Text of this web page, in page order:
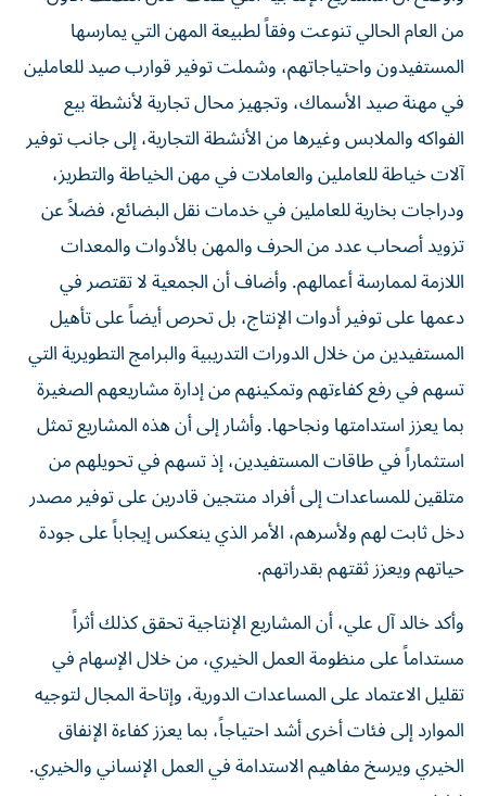
من العام الحالي تنوعت وفقاً لطبيعة المهن التي يمارسها
المستفيدون واحتياجاتهم، وشملت توفير قوارب صيد للعاملين
في مهنة صيد الأسماك، وتجهيز محال تجارية لأنشطة بيع
الفواكه والملابس وغيرها من الأنشطة التجارية، إلى جانب توفير
آلات خياطة للعاملين والعاملات في مهن الخياطة والتطريز،
ودراجات بخارية للعاملين في خدمات نقل البضائع، فضلاً عن
تزويد أصحاب عدد من الحرف والمهن بالأدوات والمعدات
اللازمة لممارسة أعمالهم. وأضاف أن الجمعية لا تقتصر في
دعمها على توفير أدوات الإنتاج، بل تحرص أيضاً على تأهيل
المستفيدين من خلال الدورات التدريبية والبرامج التطويرية التي
تسهم في رفع كفاءتهم وتمكينهم من إدارة مشاريعهم الصغيرة
بما يعزز استدامتها ونجاحها. وأشار إلى أن هذه المشاريع تمثل
استثماراً في طاقات المستفيدين، إذ تسهم في تحويلهم من
متلقين للمساعدات إلى أفراد منتجين قادرين على توفير مصدر
دخل ثابت لهم ولأسرهم، الأمر الذي ينعكس إيجاباً على جودة
حياتهم ويعزز ثقتهم بقدراتهم.
وأكد خالد آل علي، أن المشاريع الإنتاجية تحقق كذلك أثراً
مستداماً على منظومة العمل الخيري، من خلال الإسهام في
تقليل الاعتماد على المساعدات الدورية، وإتاحة المجال لتوجيه
الموارد إلى فئات أخرى أشد احتياجاً، بما يعزز كفاءة الإنفاق
الخيري ويرسخ مفاهيم الاستدامة في العمل الإنساني والخيري.